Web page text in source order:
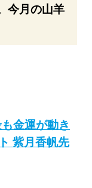
今月の山羊
金運が動き
紫月香帆先